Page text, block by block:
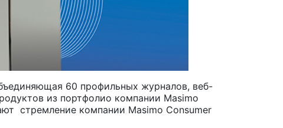
60 профильных журналов, веб-
из портфолио компании Masimo
стремление компании Masimo Consumer